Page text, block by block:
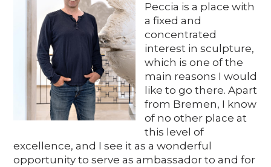
Support us
Media
DE EN IT
Peccia is a place with
a fixed and
concentrated
interest in sculpture,
which is one of the
main reasons I would
like to go there. Apart
from Bremen, I know
of no other place at
this level of
excellence, and I see it as a wonderful
opportunity to serve as ambassador to and for